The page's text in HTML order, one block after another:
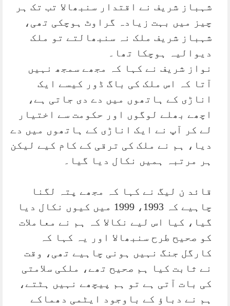
شہباز شریف نے اقتدار سنبھالا تب تک ہر
چیز میں بہت زیادہ گراوٹ ہوچکی تھی،
شہباز شریف ملک نہ سنبھالتے تو ملک
دیوالیہ ہوچکا تھا۔
نواز شریف نے کہا کہ مجھے سمجھ نہیں
آتا کہ اس ملک کی باگ ڈور کیسے ایک
اناڑی کے ہاتھوں میں دے دی جاتی ہے،
اچھے بھلے لوگوں اور حکومت سے اختیار
لے کر آپ نے ایک اناڑی کے ہاتھوں میں دے
دیا، ہم نے ملک کی ترقی کے کام کیے لیکن
ہر مرتبہ ہمیں نکال دیا گیا۔
قائد ن لیگ نے کہا کہ مجھے پتہ لگنا
چاہیے کہ 1993، 1999 میں کیوں نکال دیا
گیا، کیا اس لیے نکالا کہ ہم نے معاملات
کو صحیح طرح سنبھالا اور یہ کہا کہ
کارگل جنگ نہیں ہونی چاہیے تھی، وقت
نے ثابت کیا ہم صحیح تھے، ملکی سلامتی
کی بات آتی ہے تو ہم پیچھے نہیں ہٹتے،
ہم نے دباؤ کے باوجود ایٹمی دھماکے